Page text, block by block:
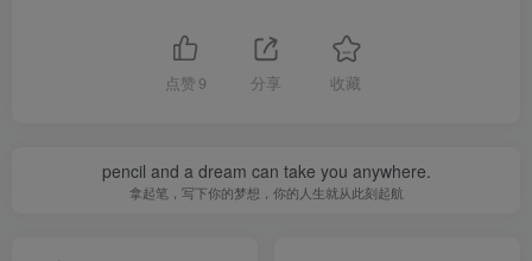
点赞 9 分享 收藏
pencil and a dream can take you anywhere.
拿起笔，写下你的梦想，你的人生就从此刻起航